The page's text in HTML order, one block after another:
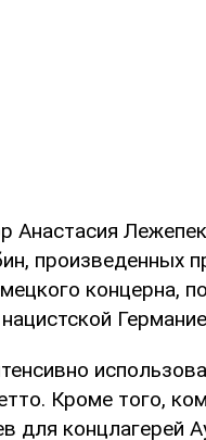
Анастасия
произведенных
концерна,
Кроме того,
для концлагерей